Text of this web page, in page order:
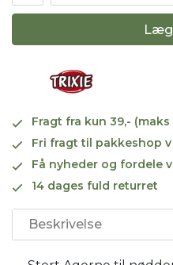
Fragt fra kun 39,-
Fri fragt til pakkeshop
Få nyheder og fordele
14 dages fuld returret
Beskrivelse